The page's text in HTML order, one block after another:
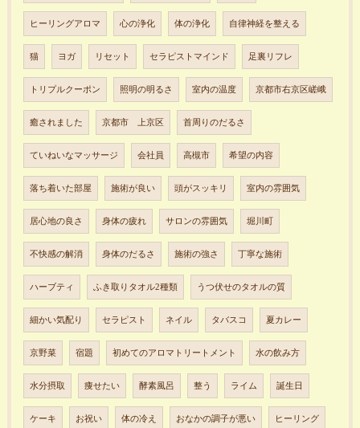
ヒーリングアロマ 心の浄化 体の浄化 自律神経を整える
猫 ヨガ リセット セラピストマインド 足裏リフレ
トリプルクーポン 照明の明るさ 室内の温度 京都市右京区嵯峨
癒されました 京都市 上京区 首周りのだるさ
ていねいなマッサージ 会社員 高槻市 希望の内容
落ち着いた部屋 施術が良い 頭がスッキリ 室内の雰囲気
居心地の良さ 身体の疲れ サロンの雰囲気 堀川町
不快感の解消 身体のだるさ 施術の強さ 丁寧な施術
ハーブティ ふき取りタオル2種類 うつ伏せのタオルの質
細かい気配り セラピスト ネイル タバスコ 夏カレー
京野菜 宿題 初めてのアロマトリートメント 水の飲み方
水分摂取 痩せたい 酵素風呂 整う ライム 誕生日
ケーキ お祝い 体の冷え おなかの調子が悪い ヒーリング